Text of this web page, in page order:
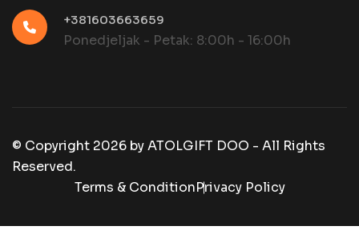
+381603663659
Ponedjeljak - Petak: 8:00h - 16:00h
© Copyright 2026 byATOLGIFT DOO - All Rights
Reserved.
Terms & ConditionPrivacy Policy